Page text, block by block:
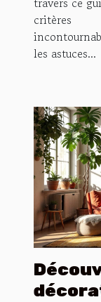
critères
les astuces...